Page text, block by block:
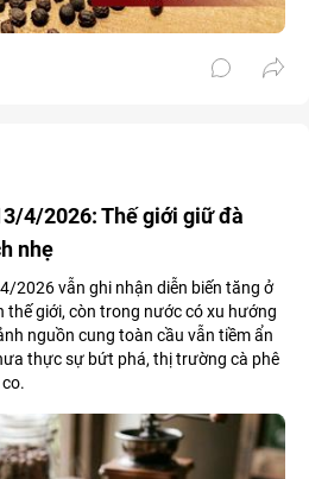
4/2026: Thế giới giữ đà
nhẹ
2026 vẫn ghi nhận diễn biến tăng ở
thế giới, còn trong nước có xu hướng
nguồn cung toàn cầu vẫn tiềm ẩn
thực sự bứt phá, thị trường cà phê